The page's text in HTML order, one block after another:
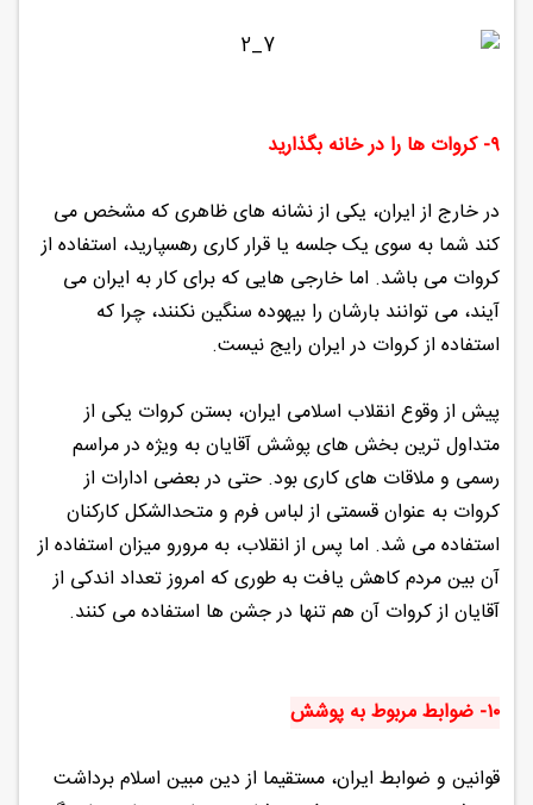
۹- کروات ها را در خانه بگذارید
در خارج از ایران، یکی از نشانه های ظاهری که مشخص می
کند شما به سوی یک جلسه یا قرار کاری رهسپارید، استفاده از
کروات می باشد. اما خارجی هایی که برای کار به ایران می
آیند، می توانند بارشان را بیهوده سنگین نکنند، چرا که
استفاده از کروات در ایران رایج نیست.
پیش از وقوع انقلاب اسلامی ایران، بستن کروات یکی از
متداول ترین بخش های پوشش آقایان به ویژه در مراسم
رسمی و ملاقات های کاری بود. حتی در بعضی ادارات از
کروات به عنوان قسمتی از لباس فرم و متحدالشکل کارکنان
استفاده می شد. اما پس از انقلاب، به مرورو میزان استفاده از
آن بین مردم کاهش یافت به طوری که امروز تعداد اندکی از
آقایان از کروات آن هم تنها در جشن ها استفاده می کنند.
۱۰- ضوابط مربوط به پوشش
قوانین و ضوابط ایران، مستقیما از دین مبین اسلام برداشت